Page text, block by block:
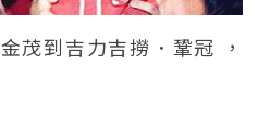
茂到吉力吉撈．鞏冠 ，